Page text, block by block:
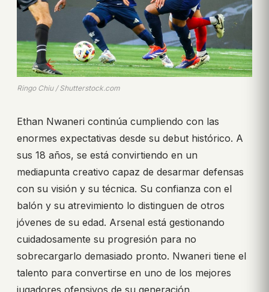
Ringo Chiu / Shutterstock.com
Ethan Nwaneri continúa cumpliendo con las
enormes expectativas desde su debut histórico. A
sus 18 años, se está convirtiendo en un
mediapunta creativo capaz de desarmar defensas
con su visión y su técnica. Su confianza con el
balón y su atrevimiento lo distinguen de otros
jóvenes de su edad. Arsenal está gestionando
cuidadosamente su progresión para no
sobrecargarlo demasiado pronto. Nwaneri tiene el
talento para convertirse en uno de los mejores